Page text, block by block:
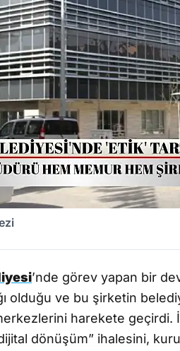
’nde görev yapan bir
olduğu ve bu şirketin
harekete geçirdi.
dönüşüm” ihalesini,